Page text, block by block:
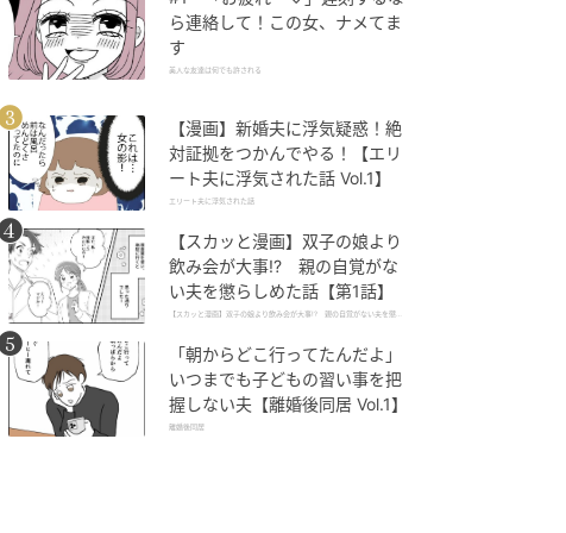
ら連絡して！この女、ナメてま
す
美人な友達は何でも許される
【漫画】新婚夫に浮気疑惑！絶
対証拠をつかんでやる！【エリ
ート夫に浮気された話 Vol.1】
エリート夫に浮気された話
【スカッと漫画】双子の娘より
飲み会が大事!? 親の自覚がな
い夫を懲らしめた話【第1話】
【スカッと漫画】双子の娘より飲み会が大事!? 親の自覚がない夫を懲ら
「朝からどこ行ってたんだよ」
いつまでも子どもの習い事を把
握しない夫【離婚後同居 Vol.1】
離婚後同居